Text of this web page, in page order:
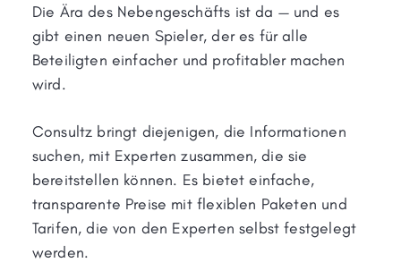
Die Ära des Nebengeschäfts ist da — und es
gibt einen neuen Spieler, der es für alle
Beteiligten einfacher und profitabler machen
wird.
Consultz bringt diejenigen, die Informationen
suchen, mit Experten zusammen, die sie
bereitstellen können. Es bietet einfache,
transparente Preise mit flexiblen Paketen und
Tarifen, die von den Experten selbst festgelegt
werden.